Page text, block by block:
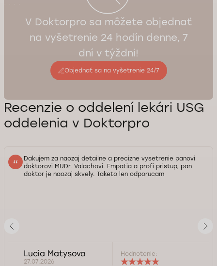
V Doktorpro sa môžete objednať
na vyšetrenie 24 hodín denne, 7
dní v týždni!
Objednať sa na vyšetrenie 24/7
Recenzie o oddelení lekári USG
oddelenia v Doktorpro
Dakujem za naozaj detailne a precizne vysetrenie panovi
doktorovi MUDr. Valachovi. Empatia a profi pristup, pan
doktor je naozaj skvely. Taketo len odporucam
Lucia Matysova
27.07.2026
Hodnotenie: